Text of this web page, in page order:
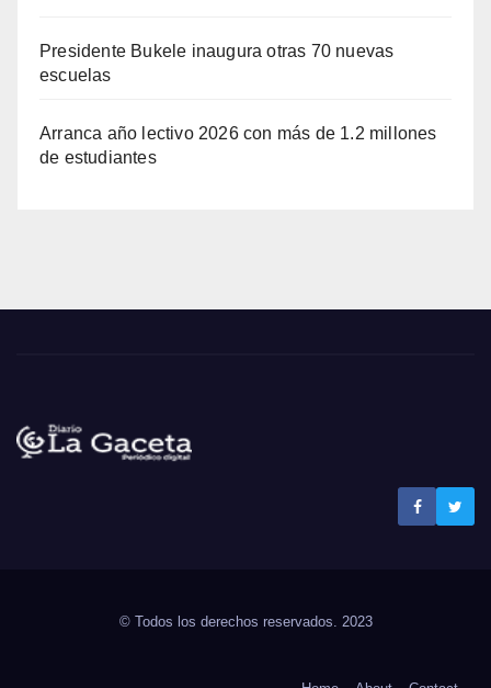
Presidente Bukele inaugura otras 70 nuevas
escuelas
Arranca año lectivo 2026 con más de 1.2 millones
de estudiantes
© Todos los derechos reservados. 2023